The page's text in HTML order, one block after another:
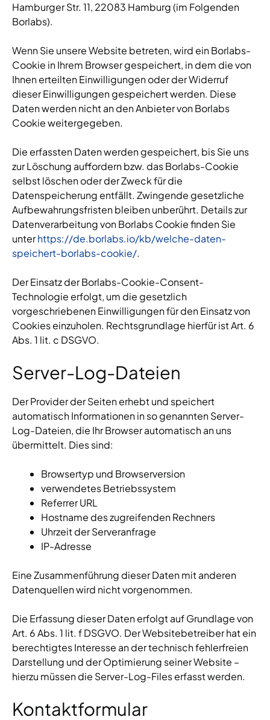
Hamburger Str. 11, 22083 Hamburg (im Folgenden
Borlabs).
Wenn Sie unsere Website betreten, wird ein Borlabs-
Cookie in Ihrem Browser gespeichert, in dem die von
Ihnen erteilten Einwilligungen oder der Widerruf
dieser Einwilligungen gespeichert werden. Diese
Daten werden nicht an den Anbieter von Borlabs
Cookie weitergegeben.
Die erfassten Daten werden gespeichert, bis Sie uns
zur Löschung auffordern bzw. das Borlabs-Cookie
selbst löschen oder der Zweck für die
Datenspeicherung entfällt. Zwingende gesetzliche
Aufbewahrungsfristen bleiben unberührt. Details zur
Datenverarbeitung von Borlabs Cookie finden Sie
unterhttps://de.borlabs.io/kb/welche-daten-
speichert-borlabs-cookie/.
Der Einsatz der Borlabs-Cookie-Consent-
Technologie erfolgt, um die gesetzlich
vorgeschriebenen Einwilligungen für den Einsatz von
Cookies einzuholen. Rechtsgrundlage hierfür ist Art. 6
Abs. 1 lit. c DSGVO.
Server-Log-Dateien
Der Provider der Seiten erhebt und speichert
automatisch Informationen in so genannten Server-
Log-Dateien, die Ihr Browser automatisch an uns
übermittelt. Dies sind:
Browsertyp und Browserversion
verwendetes Betriebssystem
Referrer URL
Hostname des zugreifenden Rechners
Uhrzeit der Serveranfrage
IP-Adresse
Eine Zusammenführung dieser Daten mit anderen
Datenquellen wird nicht vorgenommen.
Die Erfassung dieser Daten erfolgt auf Grundlage von
Art. 6 Abs. 1 lit. f DSGVO. Der Websitebetreiber hat ein
berechtigtes Interesse an der technisch fehlerfreien
Darstellung und der Optimierung seiner Website –
hierzu müssen die Server-Log-Files erfasst werden.
Kontaktformular